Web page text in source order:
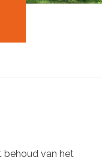
behoud van het